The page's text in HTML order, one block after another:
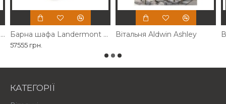
Акцентна шафа Gwenwich Ashley Барна шафа Landermont Ashley
57555 грн.
Вітальня Aldwin Ashley
КАТЕГОРІЇ